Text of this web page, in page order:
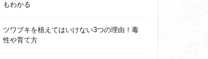
もわかる
ツワブキを植えてはいけない3つの理由！毒
性や育て方